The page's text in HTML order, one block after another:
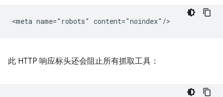
此 HTTP 响应标头还会阻止所有抓取工具：